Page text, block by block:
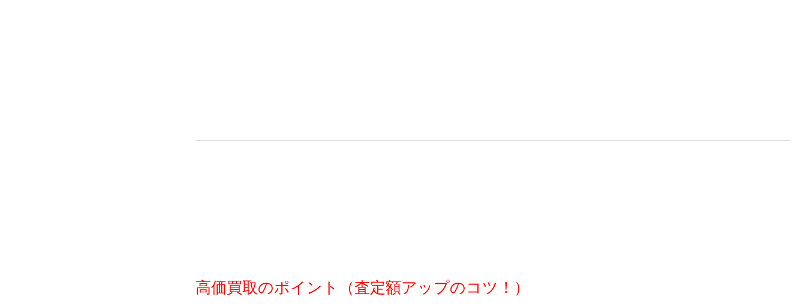
高価買取のポイント（査定額アップのコツ！）